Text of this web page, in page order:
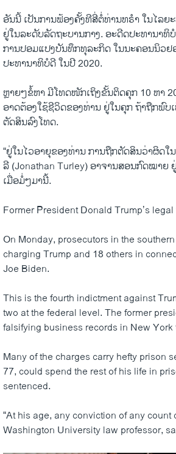
ອັນນີ້ ເປັນການຟ້ອງຄັ້ງທີສີ່ຕໍ່ທ່ານທຣຳ ໃນໄລຍ
ຢູ່ໃນລະດັບລັດຖະບານກາງ. ອະດີດປະທານາທິ
ການປອມແປງບັນທຶກທຸລະກິດ ໃນນະຄອນນິວຢ
ປະທານາທິບໍດີ ໃນປີ 2020.
ຫຼາຍໆຂໍ້ຫາ ມີໂທດໜັກເຖິງຂັ້ນຕິດຄຸກ 10 ຫາ
ອາດຕ້ອງໃຊ້ຊີວິດຂອງທ່ານ ຢູ່ໃນຄຸກ ຖ້າຖືກພົ
ຕັດສິນລົງໂທດ.
“ຢູ່ໃນໄວອາຍຸຂອງທ່ານ ການຖືກຕັດສິນວ່າຜິດ
ລີ (Jonathan Turley) ອາຈານສອນກົດໝາຍ
ເມື່ອມໍ່ໆມານີ້.
Former President Donald Trump’s
On Monday, prosecutors in the
charging Trump and 18 others in
Joe Biden.
This is the fourth indictment against
two at the federal level. The former
falsifying business records in New
Many of the charges carry hefty prison
77, could spend the rest of his life in
sentenced.
“At his age, any conviction of any
Washington University law professor,